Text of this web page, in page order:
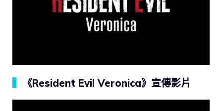
《Resident Evil Veronica》宣傳影片